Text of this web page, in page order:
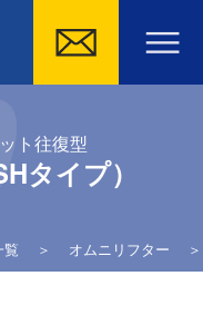
ト往復型
タイプ）
覧 ＞ オムニリフター